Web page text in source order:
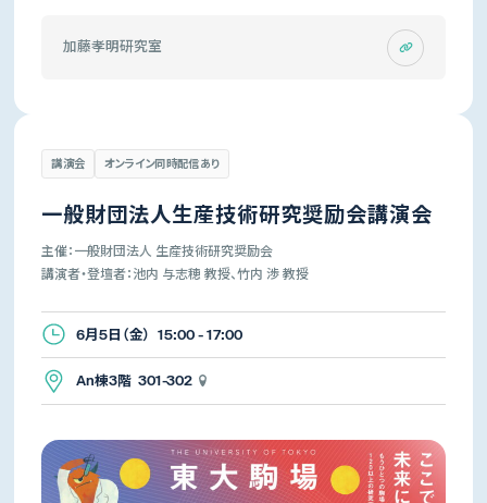
加藤孝明研究室
講演会 オンライン同時配信あり
一般財団法人生産技術研究奨励会講演会
主催：一般財団法人 生産技術研究奨励会
講演者・登壇者：池内 与志穂 教授、竹内 渉 教授
6月5日（金） 15:00 - 17:00
An棟3階 301-302